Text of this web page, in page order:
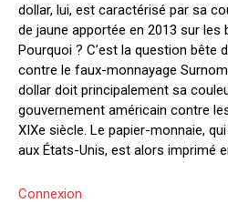
dollar, lui, est caractérisé par sa
de jaune apportée en 2013 sur les
Pourquoi ? C’est la question bête
contre le faux-monnayage
dollar doit principalement sa
gouvernement américain contre
XIXe siècle. Le papier-monnaie,
aux États-Unis, est alors imprimé
Connexion